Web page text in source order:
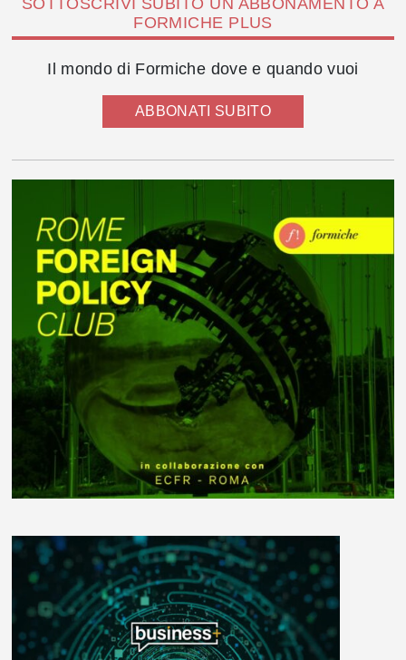
FORMICHE PLUS
Il mondo di Formiche dove e quando vuoi
ABBONATI SUBITO